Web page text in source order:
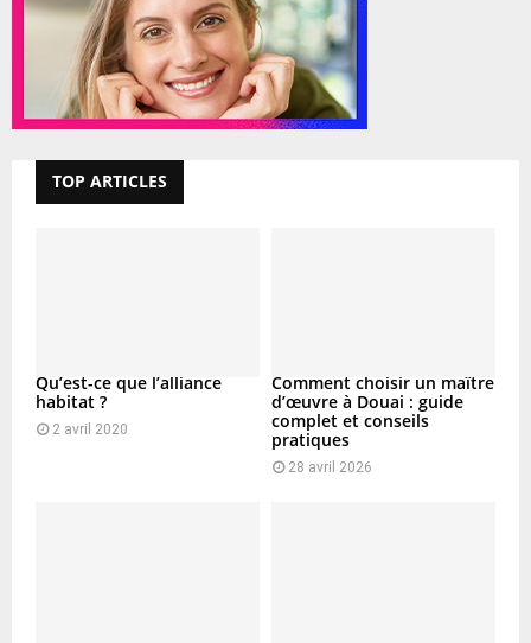
TOP ARTICLES
Qu’est-ce que l’alliance
habitat ?
2 avril 2020
Comment choisir un maître
d’œuvre à Douai : guide
complet et conseils
pratiques
28 avril 2026